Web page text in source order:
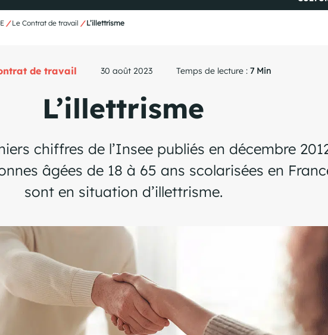
/ Le Contrat de travail / L’illettrisme
de travail 30 août 2023 Temps de lecture : 7 Min
L’illettrisme
chiffres de l’Insee publiés en décembre
âgées de 18 à 65 ans scolarisées en
sont en situation d’illettrisme.